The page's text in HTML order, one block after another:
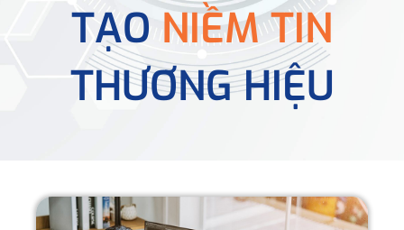
TẠONIỀM TIN
THƯƠNG HIỆU